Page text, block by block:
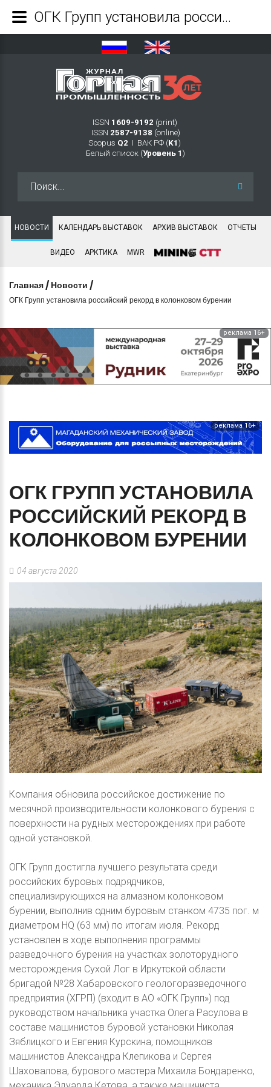
ISSN 1609-9192 (print)
ISSN 2587-9138 (online)
Scopus Q2 Ι ВАК РФ (K1 )
Белый список (Уровень 1 )
НОВОСТИ КАЛЕНДАРЬ ВЫСТАВОК АРХИВ ВЫСТАВОК ОТЧЕТЫ
ВИДЕО АРКТИКА MWR
Главная / Новости /
ОГК Групп установила российский рекорд в колонковом бурении
реклама 16+
реклама 16+
ОГК ГРУПП УСТАНОВИЛА
РОССИЙСКИЙ РЕКОРД В
КОЛОНКОВОМ БУРЕНИИ
04 августа 2020
Компания обновила российское достижение по
месячной производительности колонкового бурения с
поверхности на рудных месторождениях при работе
одной установкой.
ОГК Групп достигла лучшего результата среди
российских буровых подрядчиков,
специализирующихся на алмазном колонковом
бурении, выполнив одним буровым станком 4735 пог. м
диаметром HQ (63 мм) по итогам июля. Рекорд
установлен в ходе выполнения программы
разведочного бурения на участках золоторудного
месторождения Сухой Лог в Иркутской области
бригадой №28 Хабаровского геологоразведочного
предприятия (ХГРП) (входит в АО «ОГК Групп») под
руководством начальника участка Олега Расулова в
составе машинистов буровой установки Николая
Зяблицкого и Евгения Курскина, помощников
машинистов Александра Клепикова и Сергея
Шаховалова, бурового мастера Михаила Бондаренко,
ОГК Групп установила российский рекорд в колонковом бурении - Журнал Горная промышленность